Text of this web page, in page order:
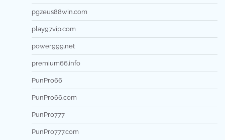
pgzeus88win.com
play97vip.com
power999.net
premium66.info
PunPro66
PunPro66.com
PunPro777
PunPro777.com